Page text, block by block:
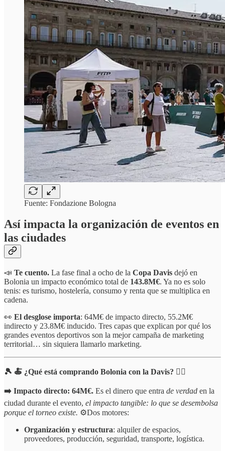
Fuente: Fondazione Bologna
Así impacta la organización de eventos en
las ciudades
📣 Te cuento. La fase final a ocho de la Copa Davis dejó en
Bolonia un impacto económico total de 143.8M€. Ya no es solo
tenis: es turismo, hostelería, consumo y renta que se multiplica en
cadena.
👀 El desglose importa: 64M€ de impacto directo, 55.2M€
indirecto y 23.8M€ inducido. Tres capas que explican por qué los
grandes eventos deportivos son la mejor campaña de marketing
territorial… sin siquiera llamarlo marketing.
🎾 🍝 ¿Qué está comprando Bolonia con la Davis? 👇🏻
➡️ Impacto directo: 64M€. Es el dinero que entra de verdad en la
ciudad durante el evento, el impacto tangible: lo que se desembolsa
porque el torneo existe. ⚙️Dos motores:
Organización y estructura: alquiler de espacios,
proveedores, producción, seguridad, transporte, logística.